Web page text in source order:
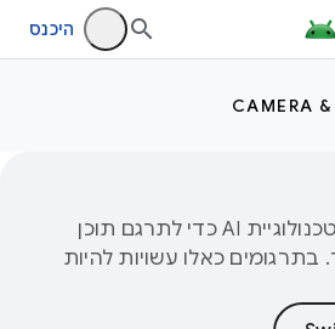
היכנס
CAMERA
‫Google משתמשת בטכנולוגיית AI כדי לתרגם תוכן
כאלו עשויות להיות